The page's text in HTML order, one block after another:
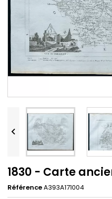

1830 - Carte
RéférenceA393A171004